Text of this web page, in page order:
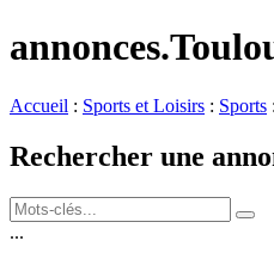
Accueil : Sports et Loisirs : Sports :
Rechercher une
...